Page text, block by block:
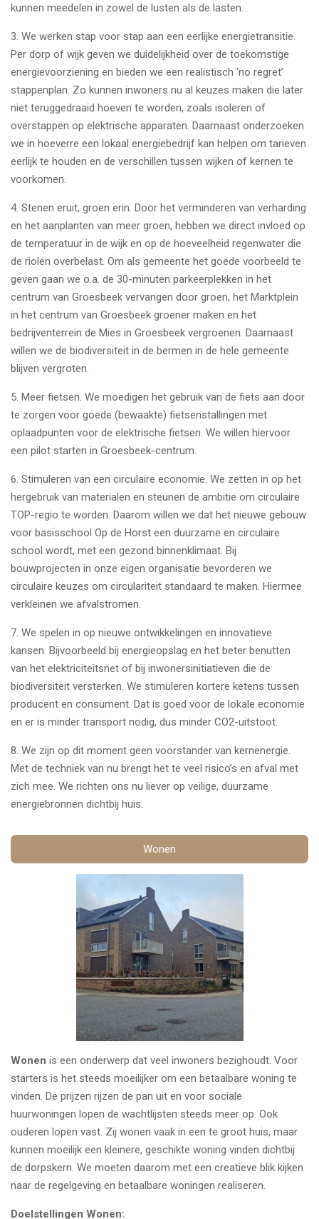
kunnen meedelen in zowel de lusten als de lasten.
3. We werken stap voor stap aan een eerlijke energietransitie.
Per dorp of wijk geven we duidelijkheid over de toekomstige
energievoorziening en bieden we een realistisch ‘no regret’
stappenplan. Zo kunnen inwoners nu al keuzes maken die later
niet teruggedraaid hoeven te worden, zoals isoleren of
overstappen op elektrische apparaten. Daarnaast onderzoeken
we in hoeverre een lokaal energiebedrijf kan helpen om tarieven
eerlijk te houden en de verschillen tussen wijken of kernen te
voorkomen.
4. Stenen eruit, groen erin. Door het verminderen van verharding
en het aanplanten van meer groen, hebben we direct invloed op
de temperatuur in de wijk en op de hoeveelheid regenwater die
de riolen overbelast. Om als gemeente het goede voorbeeld te
geven gaan we o.a. de 30-minuten parkeerplekken in het
centrum van Groesbeek vervangen door groen, het Marktplein
in het centrum van Groesbeek groener maken en het
bedrijventerrein de Mies in Groesbeek vergroenen. Daarnaast
willen we de biodiversiteit in de bermen in de hele gemeente
blijven vergroten.
5. Meer fietsen. We moedigen het gebruik van de fiets aan door
te zorgen voor goede (bewaakte) fietsenstallingen met
oplaadpunten voor de elektrische fietsen. We willen hiervoor
een pilot starten in Groesbeek-centrum.
6. Stimuleren van een circulaire economie. We zetten in op het
hergebruik van materialen en steunen de ambitie om circulaire
TOP-regio te worden. Daarom willen we dat het nieuwe gebouw
voor basisschool Op de Horst een duurzame en circulaire
school wordt, met een gezond binnenklimaat. Bij
bouwprojecten in onze eigen organisatie bevorderen we
circulaire keuzes om circulariteit standaard te maken. Hiermee
verkleinen we afvalstromen.
7. We spelen in op nieuwe ontwikkelingen en innovatieve
kansen. Bijvoorbeeld bij energieopslag en het beter benutten
van het elektriciteitsnet of bij inwonersinitiatieven die de
biodiversiteit versterken. We stimuleren kortere ketens tussen
producent en consument. Dat is goed voor de lokale economie
en er is minder transport nodig, dus minder CO2-uitstoot.
8. We zijn op dit moment geen voorstander van kernenergie.
Met de techniek van nu brengt het te veel risico’s en afval met
zich mee. We richten ons nu liever op veilige, duurzame
energiebronnen dichtbij huis.
Wonen
Wonen is een onderwerp dat veel inwoners bezighoudt. Voor
starters is het steeds moeilijker om een betaalbare woning te
vinden. De prijzen rijzen de pan uit en voor sociale
huurwoningen lopen de wachtlijsten steeds meer op. Ook
ouderen lopen vast. Zij wonen vaak in een te groot huis, maar
kunnen moeilijk een kleinere, geschikte woning vinden dichtbij
de dorpskern. We moeten daarom met een creatieve blik kijken
naar de regelgeving en betaalbare woningen realiseren.
Doelstellingen Wonen: